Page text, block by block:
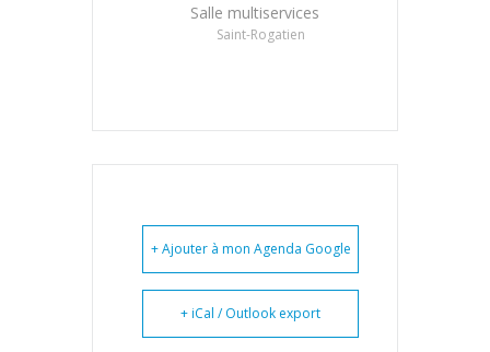
Salle multiservices
Saint-Rogatien
+ Ajouter à mon Agenda Google
+ iCal / Outlook export